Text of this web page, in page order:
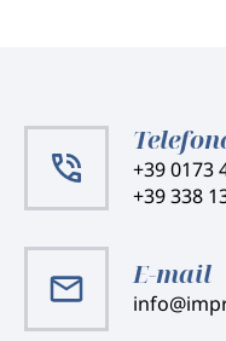
+39 0173
+39 338
E-mail